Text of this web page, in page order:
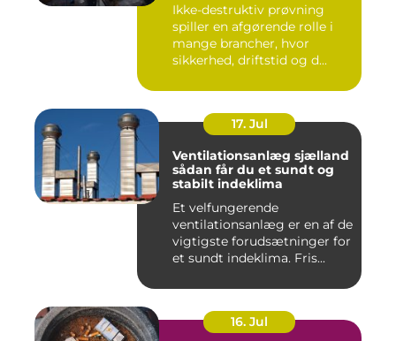
Ikke-destruktiv prøvning
spiller en afgørende rolle i
mange brancher, hvor
sikkerhed, driftstid og d...
17. Jul
Ventilationsanlæg sjælland
sådan får du et sundt og
stabilt indeklima
Et velfungerende
ventilationsanlæg er en af de
vigtigste forudsætninger for
et sundt indeklima. Fris...
16. Jul